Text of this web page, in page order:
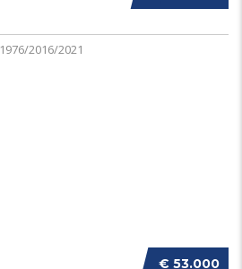
1976/2016/2021
€ 53.000